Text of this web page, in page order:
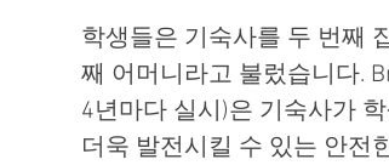
학생들은 기숙사를 두 번째
째 어머니라고 불렀습니다.
4년마다 실시)은 기숙사가
더욱 발전시킬 수 있는 안전